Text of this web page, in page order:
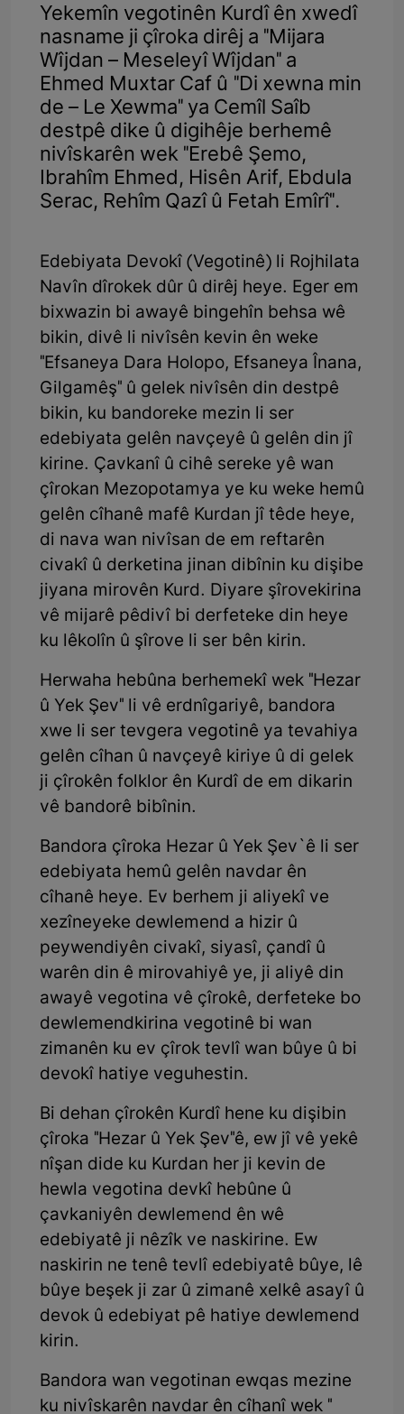
Yekemîn vegotinên Kurdî ên xwedî
nasname ji çîroka dirêj a "Mijara
Wîjdan – Meseleyî Wîjdan" a
Ehmed Muxtar Caf û "Di xewna min
de – Le Xewma" ya Cemîl Saîb
destpê dike û digihêje berhemê
nivîskarên wek "Erebê Şemo,
Ibrahîm Ehmed, Hisên Arif, Ebdula
Serac, Rehîm Qazî û Fetah Emîrî".
Edebiyata Devokî (Vegotinê) li Rojhilata
Navîn dîrokek dûr û dirêj heye. Eger em
bixwazin bi awayê bingehîn behsa wê
bikin, divê li nivîsên kevin ên weke
"Efsaneya Dara Holopo, Efsaneya Înana,
Gilgamêş" û gelek nivîsên din destpê
bikin, ku bandoreke mezin li ser
edebiyata gelên navçeyê û gelên din jî
kirine. Çavkanî û cihê sereke yê wan
çîrokan Mezopotamya ye ku weke hemû
gelên cîhanê mafê Kurdan jî têde heye,
di nava wan nivîsan de em reftarên
civakî û derketina jinan dibînin ku dişibe
jiyana mirovên Kurd. Diyare şîrovekirina
vê mijarê pêdivî bi derfeteke din heye
ku lêkolîn û şîrove li ser bên kirin.
Herwaha hebûna berhemekî wek "Hezar
û Yek Şev" li vê erdnîgariyê, bandora
xwe li ser tevgera vegotinê ya tevahiya
gelên cîhan û navçeyê kiriye û di gelek
ji çîrokên folklor ên Kurdî de em dikarin
vê bandorê bibînin.
Bandora çîroka Hezar û Yek Şev`ê li ser
edebiyata hemû gelên navdar ên
cîhanê heye. Ev berhem ji aliyekî ve
xezîneyeke dewlemend a hizir û
peywendiyên civakî, siyasî, çandî û
warên din ê mirovahiyê ye, ji aliyê din
awayê vegotina vê çîrokê, derfeteke bo
dewlemendkirina vegotinê bi wan
zimanên ku ev çîrok tevlî wan bûye û bi
devokî hatiye veguhestin.
Bi dehan çîrokên Kurdî hene ku dişibin
çîroka "Hezar û Yek Şev"ê, ew jî vê yekê
nîşan dide ku Kurdan her ji kevin de
hewla vegotina devkî hebûne û
çavkaniyên dewlemend ên wê
edebiyatê ji nêzîk ve naskirine. Ew
naskirin ne tenê tevlî edebiyatê bûye, lê
bûye beşek ji zar û zimanê xelkê asayî û
devok û edebiyat pê hatiye dewlemend
kirin.
Bandora wan vegotinan ewqas mezine
ku nivîskarên navdar ên cîhanî wek "